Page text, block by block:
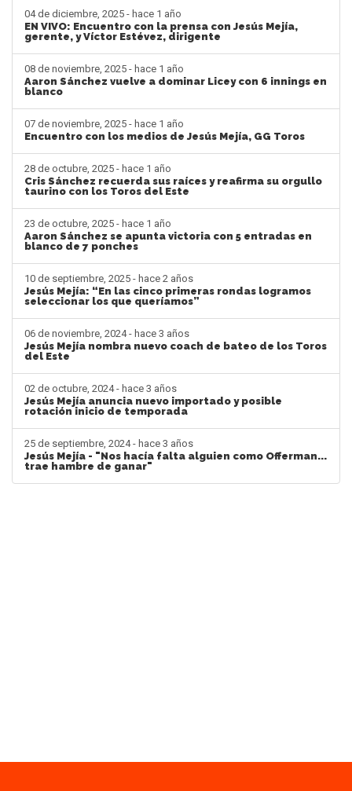
04 de diciembre, 2025 - hace 1 año
EN VIVO: Encuentro con la prensa con Jesús Mejía,
gerente, y Víctor Estévez, dirigente
08 de noviembre, 2025 - hace 1 año
Aaron Sánchez vuelve a dominar Licey con 6 innings en
blanco
07 de noviembre, 2025 - hace 1 año
Encuentro con los medios de Jesús Mejía, GG Toros
28 de octubre, 2025 - hace 1 año
Cris Sánchez recuerda sus raíces y reafirma su orgullo
taurino con los Toros del Este
23 de octubre, 2025 - hace 1 año
Aaron Sánchez se apunta victoria con 5 entradas en
blanco de 7 ponches
10 de septiembre, 2025 - hace 2 años
Jesús Mejía: “En las cinco primeras rondas logramos
seleccionar los que queríamos”
06 de noviembre, 2024 - hace 3 años
Jesús Mejía nombra nuevo coach de bateo de los Toros
del Este
02 de octubre, 2024 - hace 3 años
Jesús Mejía anuncia nuevo importado y posible
rotación inicio de temporada
25 de septiembre, 2024 - hace 3 años
Jesús Mejía - "Nos hacía falta alguien como Offerman...
trae hambre de ganar"